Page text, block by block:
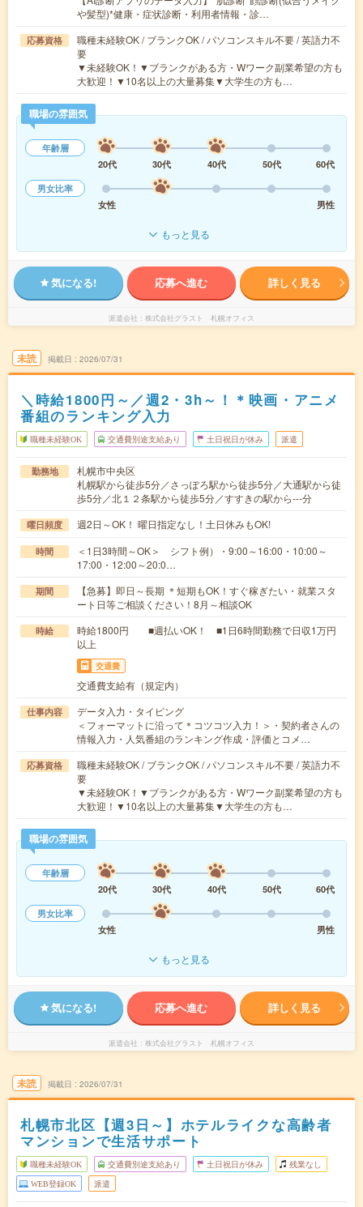
や髪型)*健康・症状診断・利用者情報・診…
応募資格
職種未経験OK / ブランクOK / パソコンスキル不要 / 英語力不
要
▼未経験OK！▼ブランクがある方・Wワーク副業希望の方も
大歓迎！▼10名以上の大量募集▼大学生の方も…
職場の雰囲気
年齢層
20代
30代 40代 50代
60代
男女比率
女性
男性
もっと見る
気になる! 応募へ進む 詳しく見る
派遣会社 株式会社グラスト 札幌オフィス
未読 掲載日 2026/07/31
＼時給1800円～／週2・3h～！＊映画・アニメ
番組のランキング入力
職種未経験OK 交通費別途支給あり 土日祝日が休み 派遣
勤務地
札幌市中央区
札幌駅から徒歩5分／さっぽろ駅から徒歩5分／大通駅から徒
歩5分／北１２条駅から徒歩5分／すすきの駅から---分
曜日頻度 週2日～OK！ 曜日指定なし！土日休みもOK!
時間
＜1日3時間～OK＞ シフト例）・9:00～16:00・10:00～
17:00・12:00～20:0…
期間
【急募】即日～長期 ＊短期もOK！すぐ稼ぎたい・就業スタ
ート日等ご相談ください！8月～相談OK
時給
時給1800円 ■週払いOK！ ■1日6時間勤務で日収1万円
以上
交通費
交通費支給有（規定内）
仕事内容
データ入力・タイピング
＜フォーマットに沿って＊コツコツ入力！＞・契約者さんの
情報入力・人気番組のランキング作成・評価とコメ…
応募資格
職種未経験OK / ブランクOK / パソコンスキル不要 / 英語力不
要
▼未経験OK！▼ブランクがある方・Wワーク副業希望の方も
大歓迎！▼10名以上の大量募集▼大学生の方も…
職場の雰囲気
年齢層
20代
30代 40代 50代
60代
男女比率
女性
男性
もっと見る
気になる! 応募へ進む 詳しく見る
派遣会社 株式会社グラスト 札幌オフィス
未読 掲載日 2026/07/31
札幌市北区【週3日～】ホテルライクな高齢者
マンションで生活サポート
職種未経験OK 交通費別途支給あり 土日祝日が休み 残業なし
WEB登録OK 派遣